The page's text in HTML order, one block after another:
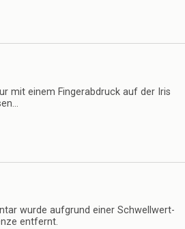
mit einem Fingerabdruck auf der Iris
wurde aufgrund einer Schwellwert-
entfernt.